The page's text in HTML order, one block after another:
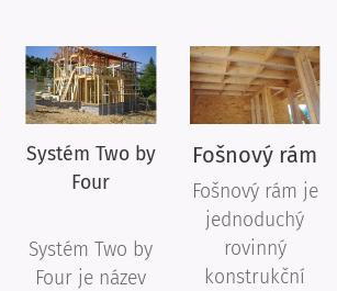
Systém Two by
Four
Systém Two by
Four je název
Fošnový rám
Fošnový rám je
jednoduchý
rovinný
konstrukční